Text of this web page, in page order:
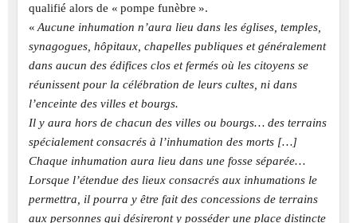
qualifié alors de « pompe funèbre ».
« Aucune inhumation n’aura lieu dans les églises, temples,
synagogues, hôpitaux, chapelles publiques et généralement
dans aucun des édifices clos et fermés où les citoyens se
réunissent pour la célébration de leurs cultes, ni dans
l’enceinte des villes et bourgs.
Il y aura hors de chacun des villes ou bourgs… des terrains
spécialement consacrés à l’inhumation des morts […]
Chaque inhumation aura lieu dans une fosse séparée…
Lorsque l’étendue des lieux consacrés aux inhumations le
permettra, il pourra y être fait des concessions de terrains
aux personnes qui désireront y posséder une place distincte